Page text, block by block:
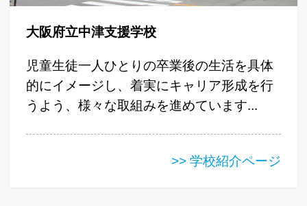
大阪府立中津支援学校
児童生徒一人ひとりの卒業後の生活を具体
的にイメージし、着実にキャリア形成を行
うよう、様々な取組みを進めています...
>> 学校紹介ページ